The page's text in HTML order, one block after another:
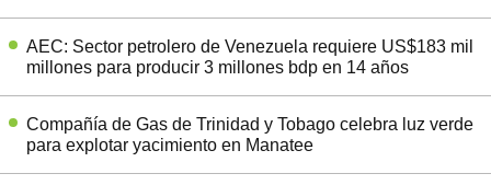
AEC: Sector petrolero de Venezuela requiere US$183 mil
millones para producir 3 millones bdp en 14 años
Compañía de Gas de Trinidad y Tobago celebra luz verde
para explotar yacimiento en Manatee